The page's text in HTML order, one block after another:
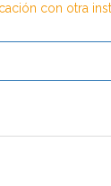
con otra